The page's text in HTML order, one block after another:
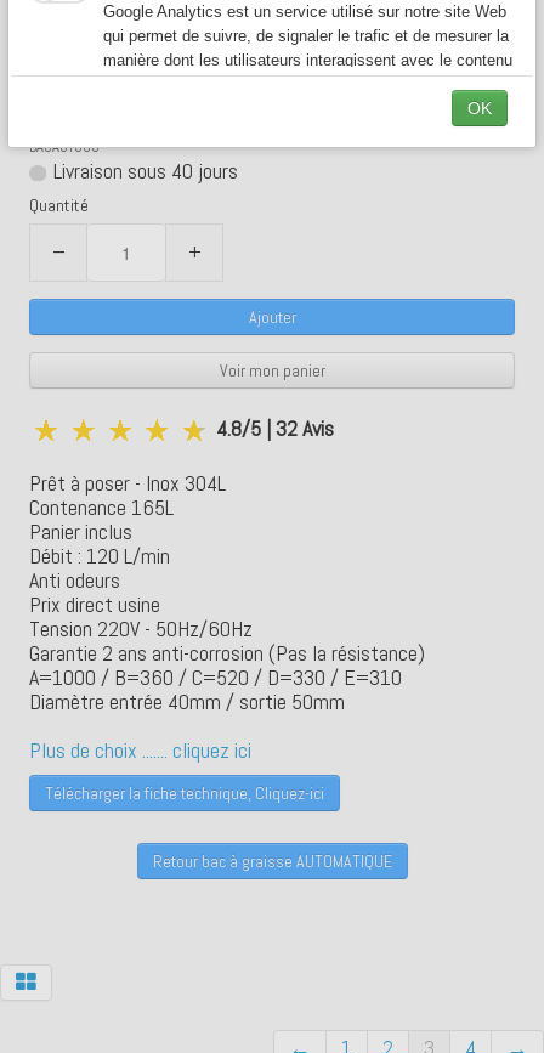
Bac à graisse automatique pour restaurant en
inox de 200 à 300 Couverts/jour 165L - 230V
BACAUT300
Livraison sous 40 jours
Quantité
− +
Ajouter
Voir mon panier
4.8/5 | 32 Avis
Prêt à poser - Inox 304L
Contenance 165L
Panier inclus
Débit : 120 L/min
Anti odeurs
Prix direct usine
Tension 220V - 50Hz/60Hz
Garantie 2 ans anti-corrosion (Pas la résistance)
A=1000 / B=360 / C=520 / D=330 / E=310
Diamètre entrée 40mm / sortie 50mm
Plus de choix ....... cliquez ici
Télécharger la fiche technique, Cliquez-ici
Retour bac à graisse AUTOMATIQUE
Google Analytics est un service utilisé sur notre site Web
qui permet de suivre, de signaler le trafic et de mesurer la
manière dont les utilisateurs interagissent avec le contenu
OK